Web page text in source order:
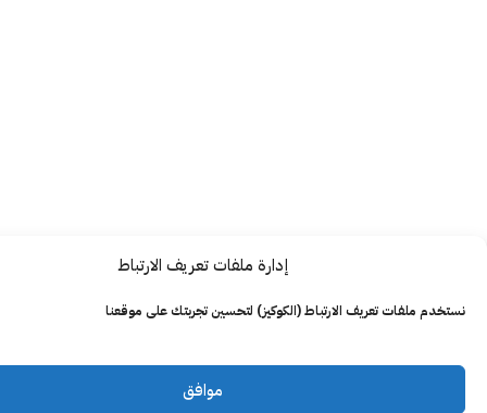
إدارة ملفات تعريف الارتباط
تعريف الارتباط (الكوكيز) لتحسين تجربتك على موقعنا